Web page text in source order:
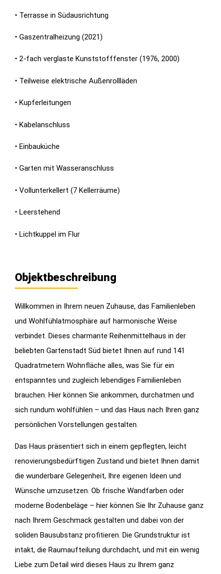
• Terrasse in Südausrichtung
• Gaszentralheizung (2021)
• 2-fach verglaste Kunststofffenster (1976, 2000)
• Teilweise elektrische Außenrollläden
• Kupferleitungen
• Kabelanschluss
• Einbauküche
• Garten mit Wasseranschluss
• Vollunterkellert (7 Kellerräume)
• Leerstehend
• Lichtkuppel im Flur
Objektbeschreibung
Willkommen in Ihrem neuen Zuhause, das Familienleben
und Wohlfühlatmosphäre auf harmonische Weise
verbindet. Dieses charmante Reihenmittelhaus in der
beliebten Gartenstadt Süd bietet Ihnen auf rund 141
Quadratmetern Wohnfläche alles, was Sie für ein
entspanntes und zugleich lebendiges Familienleben
brauchen. Hier können Sie ankommen, durchatmen und
sich rundum wohlfühlen – und das Haus nach Ihren ganz
persönlichen Vorstellungen gestalten.
Das Haus präsentiert sich in einem gepflegten, leicht
renovierungsbedürftigen Zustand und bietet Ihnen damit
die wunderbare Gelegenheit, Ihre eigenen Ideen und
Wünsche umzusetzen. Ob frische Wandfarben oder
moderne Bodenbeläge – hier können Sie Ihr Zuhause ganz
nach Ihrem Geschmack gestalten und dabei von der
soliden Bausubstanz profitieren. Die Grundstruktur ist
intakt, die Raumaufteilung durchdacht, und mit ein wenig
Liebe zum Detail wird dieses Haus zu Ihrem ganz